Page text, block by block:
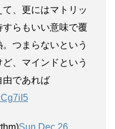
、更にはマトリッ
らもいい意味で覆
つまらないという
、マインドという
由であれば
Sun Dec 26